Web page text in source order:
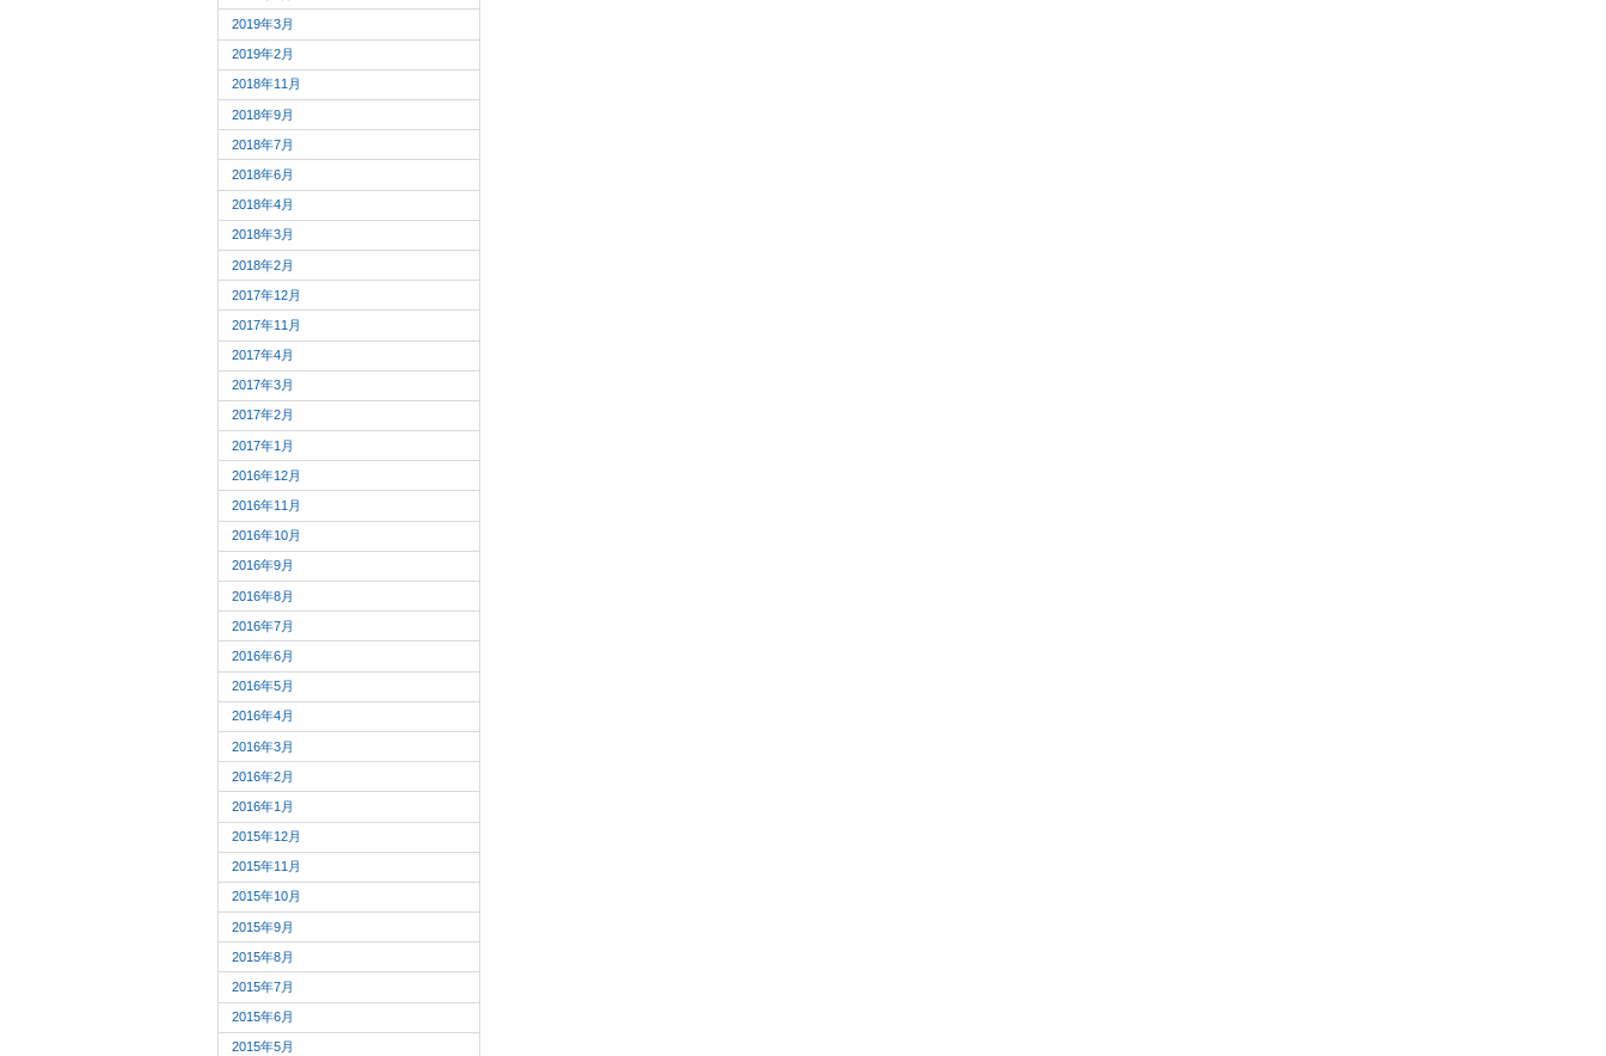
2019年3月
2019年2月
2018年11月
2018年9月
2018年7月
2018年6月
2018年4月
2018年3月
2018年2月
2017年12月
2017年11月
2017年4月
2017年3月
2017年2月
2017年1月
2016年12月
2016年11月
2016年10月
2016年9月
2016年8月
2016年7月
2016年6月
2016年5月
2016年4月
2016年3月
2016年2月
2016年1月
2015年12月
2015年11月
2015年10月
2015年9月
2015年8月
2015年7月
2015年6月
2015年5月